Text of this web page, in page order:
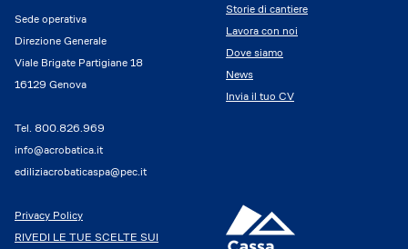
Sede operativa
Direzione Generale
Viale Brigate Partigiane 18
16129 Genova
Tel. 800.826.969
info@acrobatica.it
ediliziacrobaticaspa@pec.it
Storie di cantiere
Lavora con noi
Dove siamo
News
Invia il tuo CV
Privacy Policy
RIVEDI LE TUE SCELTE SUI